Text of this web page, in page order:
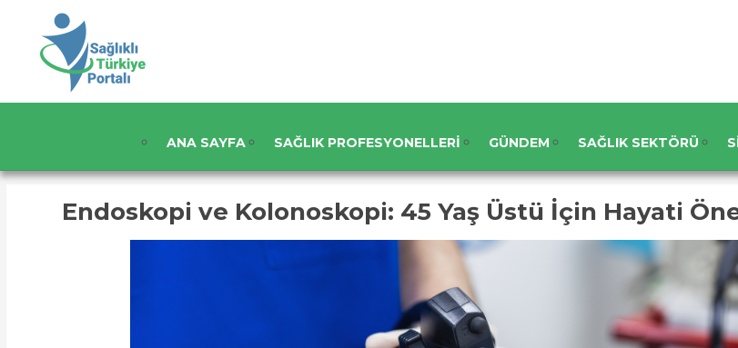
ANA SAYFA SAĞLIK PROFESYONELLERI GÜNDEM SAĞLIK SEKTÖRÜ
Endoskopi ve Kolonoskopi: 45 Yaş Üstü İçin Hayati